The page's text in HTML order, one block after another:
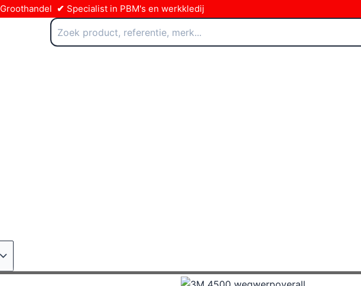
Groothandel ✔ Specialist in PBM's en werkkledij
Zoeken
naar: